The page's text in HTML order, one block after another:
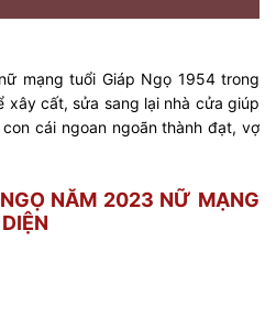
mạng tuổi Giáp Ngọ 1954 trong
xây cất, sửa sang lại nhà cửa giúp
cái ngoan ngoãn thành đạt, vợ
NĂM 2023 NỮ MẠNG